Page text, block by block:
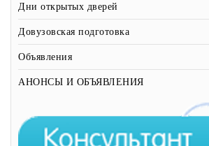
Дни открытых дверей
Довузовская подготовка
Объявления
АНОНСЫ И ОБЪЯВЛЕНИЯ